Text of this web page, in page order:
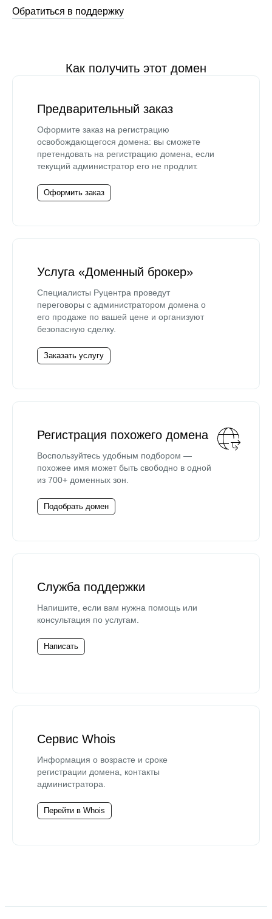
Обратиться в поддержку
Как получить этот домен
Предварительный заказ
Оформите заказ на регистрацию
освобождающегося домена: вы сможете
претендовать на регистрацию домена, если
текущий администратор его не продлит.
Оформить заказ
Услуга «Доменный брокер»
Специалисты Руцентра проведут
переговоры с администратором домена о
его продаже по вашей цене и организуют
безопасную сделку.
Заказать услугу
Регистрация похожего домена
Воспользуйтесь удобным подбором —
похожее имя может быть свободно в одной
из 700+ доменных зон.
Подобрать домен
Служба поддержки
Напишите, если вам нужна помощь или
консультация по услугам.
Написать
Сервис Whois
Информация о возрасте и сроке
регистрации домена, контакты
администратора.
Перейти в Whois